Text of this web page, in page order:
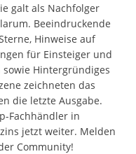
galt als Nachfolger
Beeindruckende
Hinweise auf
für Einsteiger und
Hintergründiges
zeichneten das
die letzte Ausgabe.
Fachhändler in
jetzt weiter. Melden
Community!